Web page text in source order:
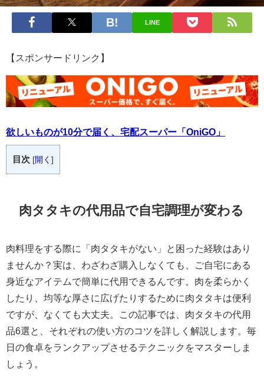
LINE
【スポンサードリンク】
欲しいものが10分で届く、宅配スーパー「OniGO」
目次 [開く ]
肉タタキの代用品で自宅調理が変わる
肉料理をする際に「肉タタキがない」と困った経験はあり
ませんか？実は、わざわざ購入しなくても、ご自宅にある
身近なアイテムで簡単に代用できるんです。肉を柔らかく
したり、均等な厚さに広げたりするために肉タタキは便利
ですが、なくても大丈夫。この記事では、肉タタキの代用
品6選と、それぞれの使い方のコツを詳しく解説します。毎
日の食卓をランクアップさせるテクニックをマスターしま
しょう。